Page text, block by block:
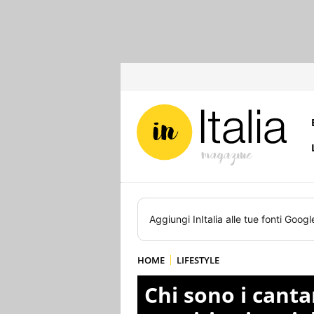
Aggiungi InItalia alle tue fonti
HOME LIFESTYLE
Chi sono i